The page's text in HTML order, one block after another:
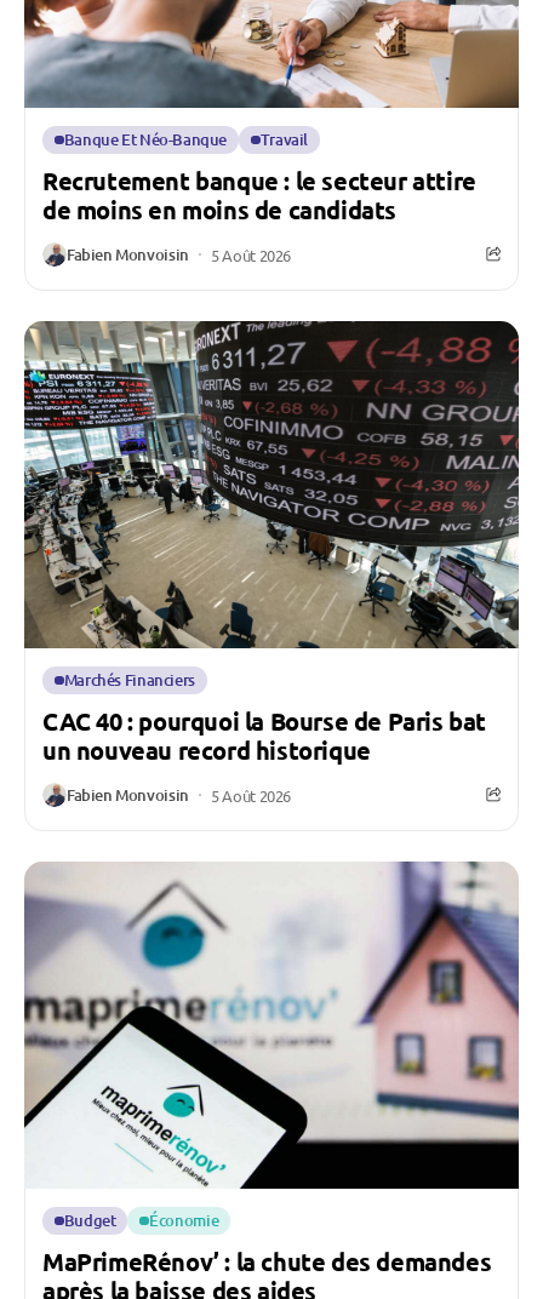
Banque Et Néo-Banque Travail
Recrutement banque : le secteur attire
de moins en moins de candidats
Fabien Monvoisin 5 Août 2026
Marchés Financiers
CAC 40 : pourquoi la Bourse de Paris bat
un nouveau record historique
Fabien Monvoisin 5 Août 2026
Budget Économie
MaPrimeRénov’ : la chute des demandes
après la baisse des aides